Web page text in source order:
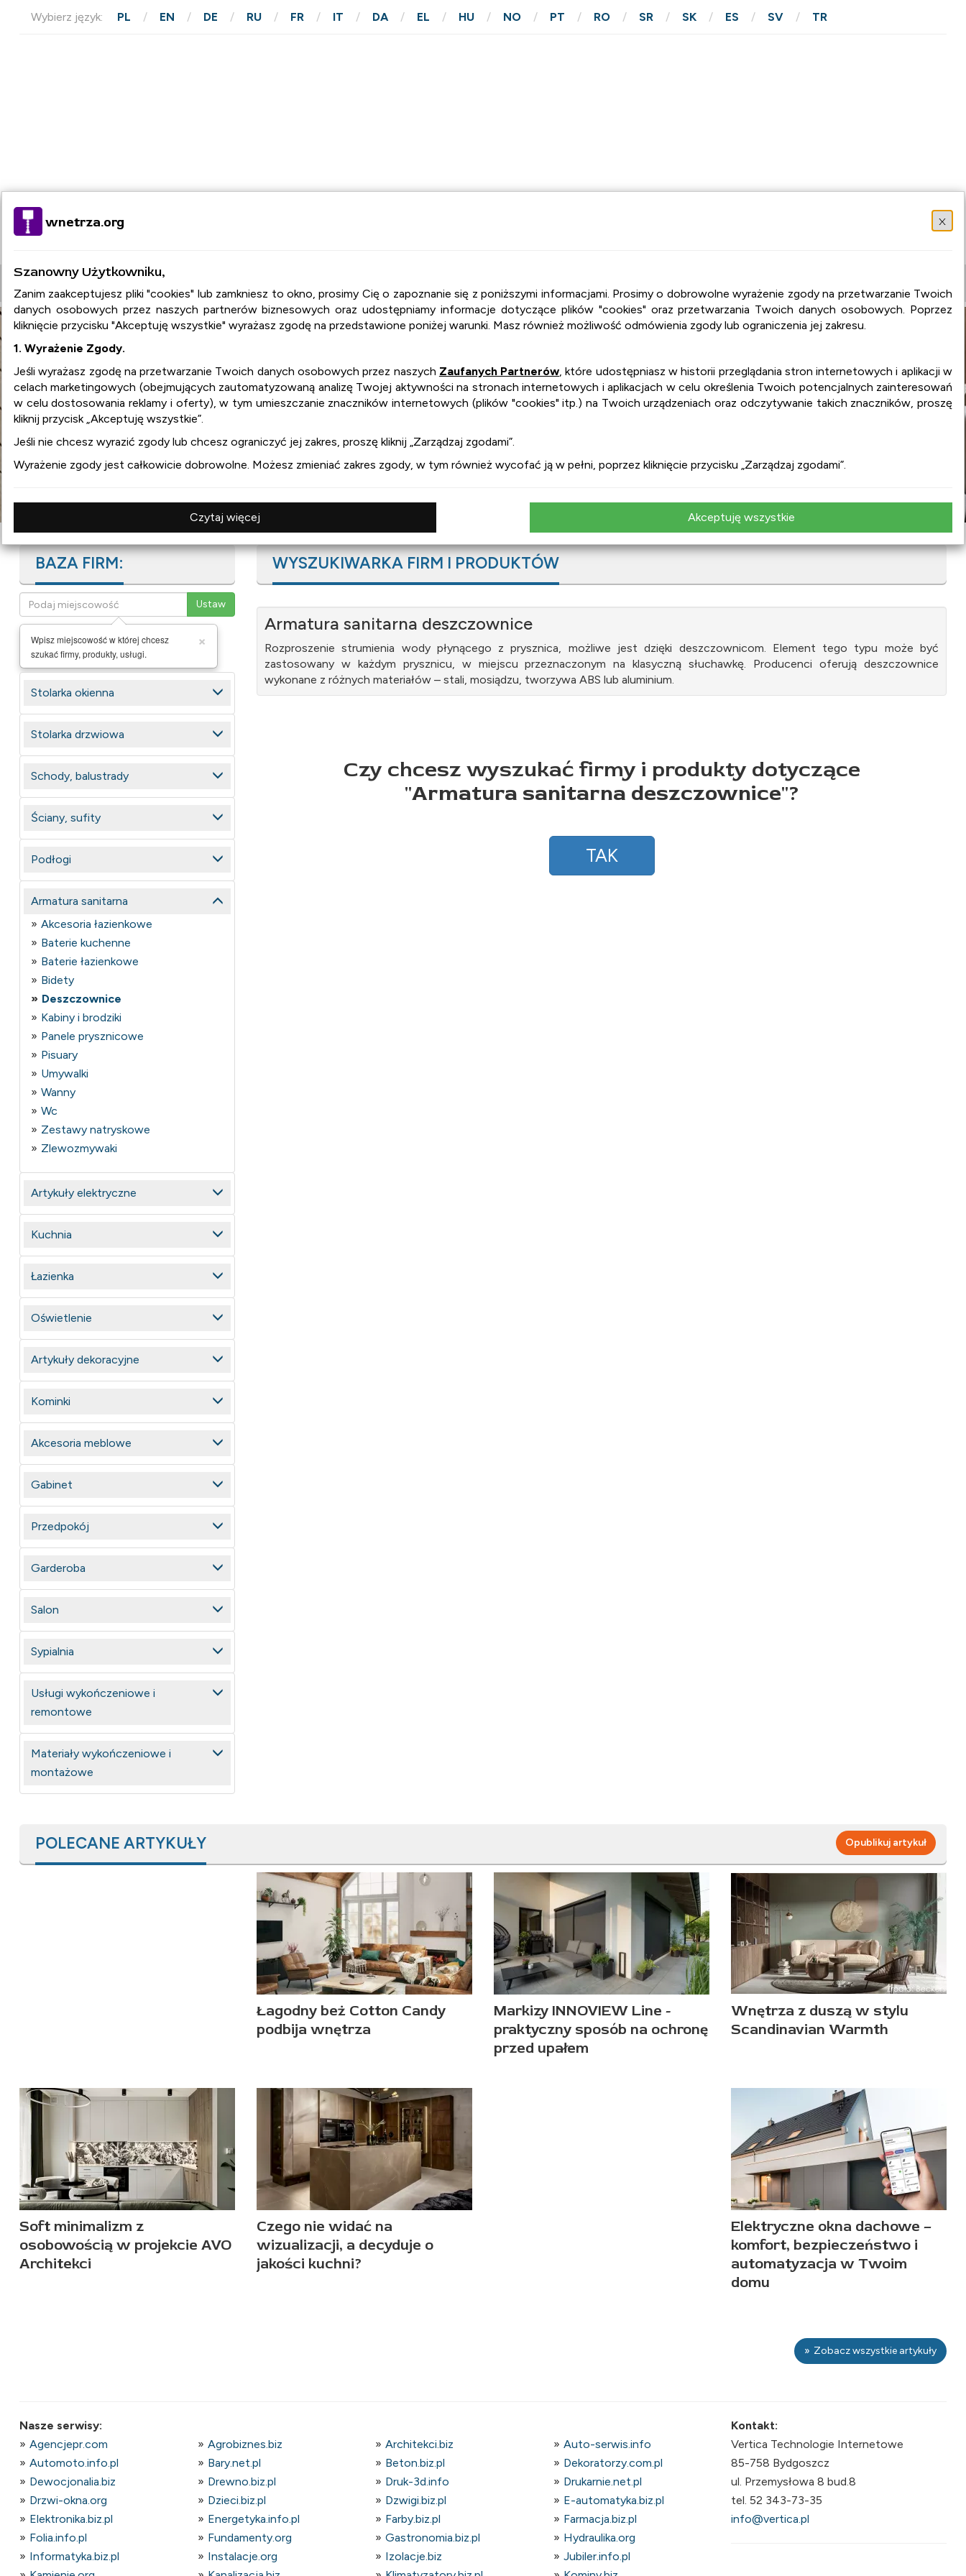
wnetrza.org x
Szanowny Użytkowniku,
Zanim zaakceptujesz pliki "cookies" lub zamkniesz to okno, prosimy Cię o zapoznanie się z poniższymi informacjami. Prosimy o dobrowolne wyrażenie zgody na przetwarzanie Twoich
danych osobowych przez naszych partnerów biznesowych oraz udostępniamy informacje dotyczące plików "cookies" oraz przetwarzania Twoich danych osobowych. Poprzez
kliknięcie przycisku "Akceptuję wszystkie" wyrażasz zgodę na przedstawione poniżej warunki. Masz również możliwość odmówienia zgody lub ograniczenia jej zakresu.
1. Wyrażenie Zgody.
Jeśli wyrażasz zgodę na przetwarzanie Twoich danych osobowych przez naszych Zaufanych Partnerów, które udostępniasz w historii przeglądania stron internetowych i aplikacji w
celach marketingowych (obejmujących zautomatyzowaną analizę Twojej aktywności na stronach internetowych i aplikacjach w celu określenia Twoich potencjalnych zainteresowań
w celu dostosowania reklamy i oferty), w tym umieszczanie znaczników internetowych (plików "cookies" itp.) na Twoich urządzeniach oraz odczytywanie takich znaczników, proszę
kliknij przycisk „Akceptuję wszystkie”.
Jeśli nie chcesz wyrazić zgody lub chcesz ograniczyć jej zakres, proszę kliknij „Zarządzaj zgodami”.
Wyrażenie zgody jest całkowicie dobrowolne. Możesz zmieniać zakres zgody, w tym również wycofać ją w pełni, poprzez kliknięcie przycisku „Zarządzaj zgodami”.
Czytaj więcej Akceptuję wszystkie
Wybierz język: PL EN DE RU FR IT DA EL HU NO PT RO SR SK ES SV TR
STRONA GŁÓWNA
wnetrza.org
:aranżacja wnętrz
:projekty wnętrz
:design
:wyposażenie wnętrz
BAZA FIRM:
×
Wpisz miejscowość w której chcesz
szukać firmy, produkty, usługi.
Stolarka okienna
Stolarka drzwiowa
Schody, balustrady
Ściany, sufity
Podłogi
Armatura sanitarna
Akcesoria łazienkowe
Baterie kuchenne
Baterie łazienkowe
Bidety
Deszczownice
Kabiny i brodziki
Panele prysznicowe
Pisuary
Umywalki
Wanny
Wc
Zestawy natryskowe
Zlewozmywaki
Artykuły elektryczne
Kuchnia
Łazienka
Oświetlenie
Artykuły dekoracyjne
Kominki
Akcesoria meblowe
Gabinet
Przedpokój
Garderoba
Salon
Sypialnia
Usługi wykończeniowe i
remontowe
Materiały wykończeniowe i
montażowe
WYSZUKIWARKA FIRM I PRODUKTÓW
Armatura sanitarna deszczownice
Rozproszenie strumienia wody płynącego z prysznica, możliwe jest dzięki deszczownicom. Element tego typu może być
zastosowany w każdym prysznicu, w miejscu przeznaczonym na klasyczną słuchawkę. Producenci oferują deszczownice
wykonane z różnych materiałów – stali, mosiądzu, tworzywa ABS lub aluminium.
Czy chcesz wyszukać firmy i produkty dotyczące
"Armatura sanitarna deszczownice"?
TAK
POLECANE ARTYKUŁY Opublikuj artykuł
Łagodny beż Cotton Candy
podbija wnętrza
Markizy INNOVIEW Line -
praktyczny sposób na ochronę
przed upałem
Wnętrza z duszą w stylu
Scandinavian Warmth
Soft minimalizm z
osobowością w projekcie AVO
Architekci
Czego nie widać na
wizualizacji, a decyduje o
jakości kuchni?
Elektryczne okna dachowe –
komfort, bezpieczeństwo i
automatyzacja w Twoim
domu
Zobacz wszystkie artykuły
Nasze serwisy:
Agencjepr.com
Agrobiznes.biz Architekci.biz
Auto-serwis.info
Automoto.info.pl
Bary.net.pl Beton.biz.pl
Dekoratorzy.com.pl
Dewocjonalia.biz
Drewno.biz.pl Druk-3d.info
Drukarnie.net.pl
Drzwi-okna.org
Dzieci.biz.pl Dzwigi.biz.pl
E-automatyka.biz.pl
Elektronika.biz.pl
Energetyka.info.pl Farby.biz.pl
Farmacja.biz.pl
Folia.info.pl
Fundamenty.org Gastronomia.biz.pl
Hydraulika.org
Informatyka.biz.pl
Instalacje.org Izolacje.biz
Jubiler.info.pl
Kontakt:
Vertica Technologie Internetowe
85-758 Bydgoszcz
ul. Przemysłowa 8 bud.8
tel. 52 343-73-35
info@vertica.pl